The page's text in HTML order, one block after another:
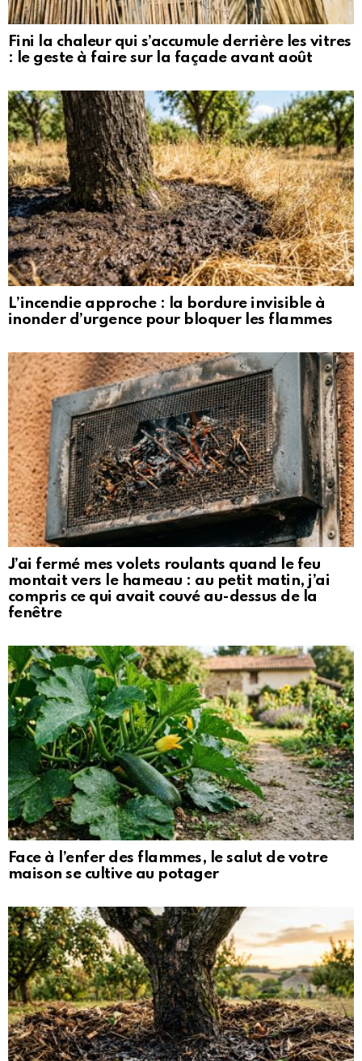
Fini la chaleur qui s’accumule derrière les vitres
: le geste à faire sur la façade avant août
L’incendie approche : la bordure invisible à
inonder d’urgence pour bloquer les flammes
J’ai fermé mes volets roulants quand le feu
montait vers le hameau : au petit matin, j’ai
compris ce qui avait couvé au-dessus de la
fenêtre
Face à l’enfer des flammes, le salut de votre
maison se cultive au potager